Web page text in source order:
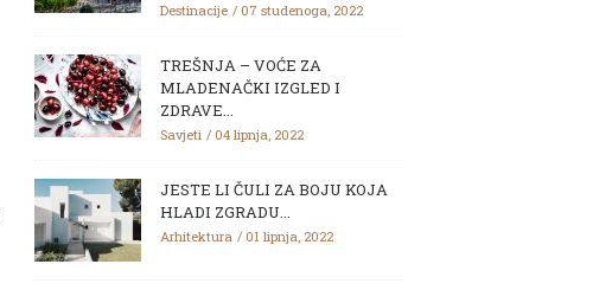
Destinacije 07 studenoga, 2022
TREŠNJA – VOĆE ZA
MLADENAČKI IZGLED I
ZDRAVE...
Savjeti 04 lipnja, 2022
JESTE LI ČULI ZA BOJU KOJA
HLADI ZGRADU...
Arhitektura 01 lipnja, 2022